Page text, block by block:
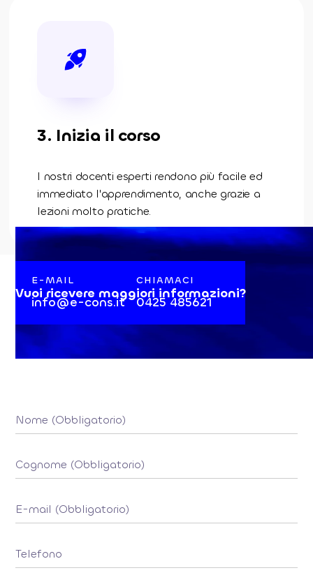
3. Inizia il corso
I nostri docenti esperti rendono più facile ed
immediato l'apprendimento, anche grazie a
lezioni molto pratiche.
Vuoi ricevere maggiori informazioni?
E-MAIL
info@e-cons.it
CHIAMACI
0425 485621